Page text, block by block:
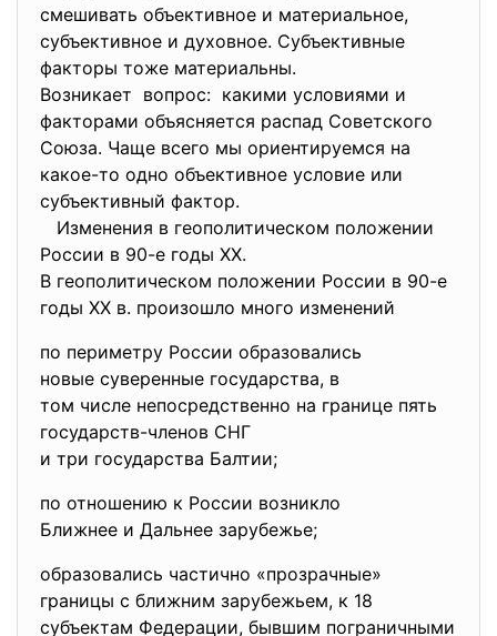
смешивать объективное и материальное,
субъективное и духовное. Субъективные
факторы тоже материальны.
Возникает вопрос: какими условиями и
факторами объясняется распад Советского
Союза. Чаще всего мы ориентируемся на
какое-то одно объективное условие или
субъективный фактор.
Изменения в геополитическом положении
России в 90-е годы ХХ.
В геополитическом положении России в 90-е
годы ХХ в. произошло много изменений
по периметру России образовались
новые суверенные государства, в
том числе непосредственно на границе пять
государств-членов СНГ
и три государства Балтии;
по отношению к России возникло
Ближнее и Дальнее зарубежье;
образовались частично «прозрачные»
границы с ближним зарубежьем, к 18
субъектам Федерации, бывшим пограничными